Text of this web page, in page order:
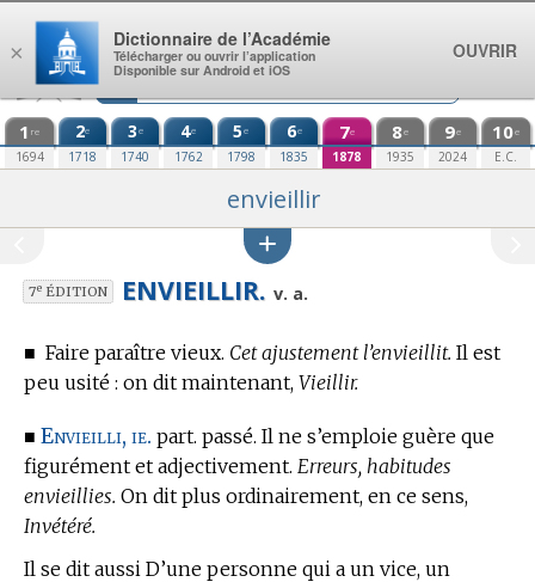
Aller au contenu
1 re
1694
2e
1718
3e
1740
4e
1762
5e
1798
6e
1835
7e
1878
8e
1935
9e
2024
10e
E.C.
envieillir
7eÉDITION ENVIEILLIR. v. a.
■ Faire paraître vieux. Cet ajustement l’envieillit. Il est
peu usité : on dit maintenant, Vieillir.
■ Envieilli, ie. part. passé. Il ne s’emploie guère que
figurément et adjectivement. Erreurs, habitudes
envieillies. On dit plus ordinairement, en ce sens,
Invétéré.
Il se dit aussi D’une personne qui a un vice, un
×
Dictionnaire de l’Académie
Télécharger ou ouvrir l’application
Disponible sur Android et iOS
OUVRIR